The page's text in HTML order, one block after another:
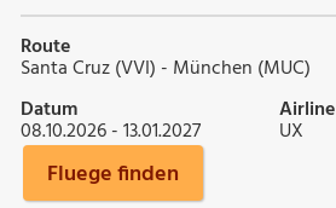
Route
Santa Cruz (VVI) - München (MUC)
Datum
08.10.2026 - 13.01.2027
Airline
UX
Fluege finden